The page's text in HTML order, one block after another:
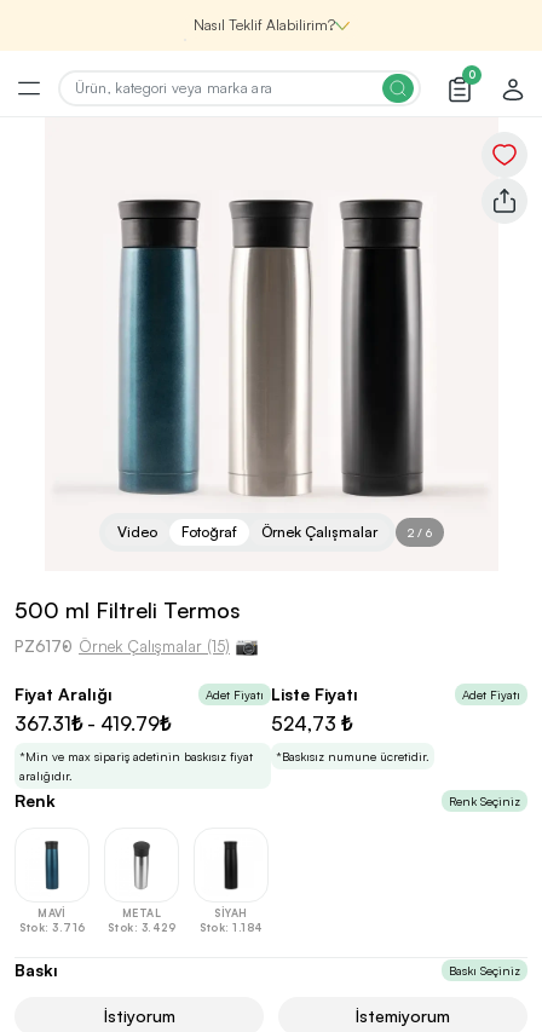
Nasıl Teklif Alabilirim?
Şirketin için İhtiyacın Olan
Promosyon Ürünlerini Bul!
Şirketin için ihtiyacın olan farklı kategorilerde
binlerce kaliteli ve yenilikçi ürünü, seçkin marka ve
Seçimini Yap!
2
Promosyon ürününü özelleştirmek için renk, baskı
yönü ve adet gibi detayları seçerek, teklif adımına
geçmeden önce tüm tercihlerine uygun seçenekleri
En Uygun Fiyatlarla
Teklif Al!
3 Promozone’da bulduktan sonra, uzman ekibimiz
sadece sitemiz üzerinden teklif almanı bekliyor.
0
500 ml Filtreli Termos
PZ6170 Örnek Çalışmalar (15)
Video Fotoğraf Örnek Çalışmalar 2/ 6
Fiyat Aralığı Adet Fiyatı
367.31₺ - 419.79₺
*Min ve max sipariş adetinin baskısız fiyat
aralığıdır.
Liste Fiyatı Adet Fiyatı
524,73 ₺
*Baskısız numune ücretidir.
Renk Renk Seçiniz
MAVİ
Stok: 3.716
METAL
Stok: 3.429
SİYAH
Stok: 1.184
Baskı Baskı Seçiniz
İstiyorum İstemiyorum